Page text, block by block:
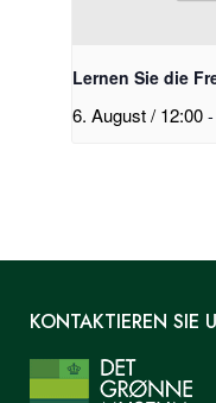
Lernen Sie die
6. August / 12:00-
KONTAKTIEREN SIE